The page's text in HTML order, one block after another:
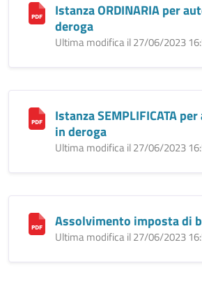
Istanza ORDINARIA per
deroga
Ultima modifica il 27/06/2023
Istanza SEMPLIFICATA
in deroga
Ultima modifica il 27/06/2023
Assolvimento imposta di
Ultima modifica il 27/06/2023